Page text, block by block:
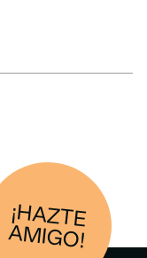
¡HAZTE
AM
IGO!